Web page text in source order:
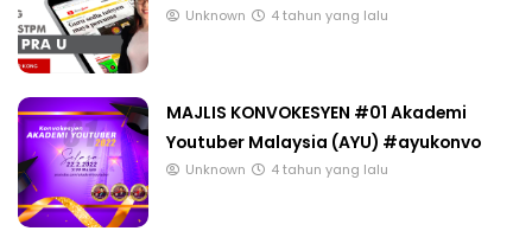
Unknown 4 tahun yang lalu
MAJLIS KONVOKESYEN #01 Akademi
Youtuber Malaysia (AYU) #ayukonvo
Unknown 4 tahun yang lalu